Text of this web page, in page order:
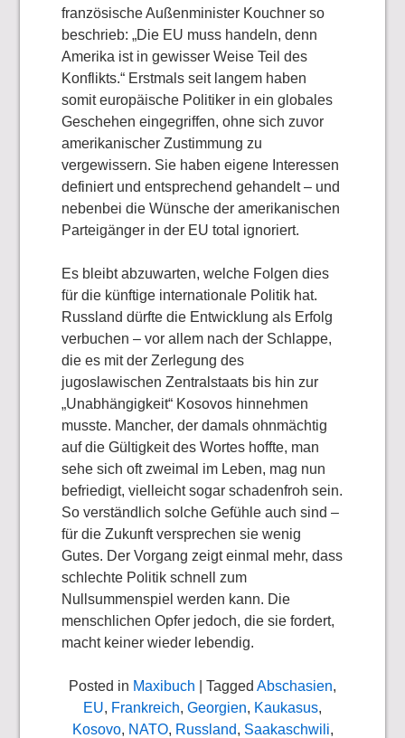
französische Außenminister Kouchner so
beschrieb: „Die EU muss handeln, denn
Amerika ist in gewisser Weise Teil des
Konflikts.“ Erstmals seit langem haben
somit europäische Politiker in ein globales
Geschehen eingegriffen, ohne sich zuvor
amerikanischer Zustimmung zu
vergewissern. Sie haben eigene Interessen
definiert und entsprechend gehandelt – und
nebenbei die Wünsche der amerikanischen
Parteigänger in der EU total ignoriert.
Es bleibt abzuwarten, welche Folgen dies
für die künftige internationale Politik hat.
Russland dürfte die Entwicklung als Erfolg
verbuchen – vor allem nach der Schlappe,
die es mit der Zerlegung des
jugoslawischen Zentralstaats bis hin zur
„Unabhängigkeit“ Kosovos hinnehmen
musste. Mancher, der damals ohnmächtig
auf die Gültigkeit des Wortes hoffte, man
sehe sich oft zweimal im Leben, mag nun
befriedigt, vielleicht sogar schadenfroh sein.
So verständlich solche Gefühle auch sind –
für die Zukunft versprechen sie wenig
Gutes. Der Vorgang zeigt einmal mehr, dass
schlechte Politik schnell zum
Nullsummenspiel werden kann. Die
menschlichen Opfer jedoch, die sie fordert,
macht keiner wieder lebendig.
Posted in Maxibuch | Tagged Abschasien,
EU, Frankreich, Georgien, Kaukasus,
Kosovo, NATO, Russland, Saakaschwili,